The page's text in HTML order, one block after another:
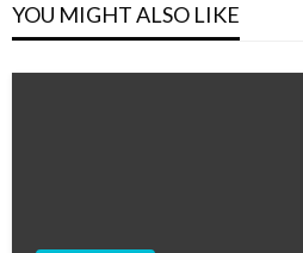
YOU MIGHT ALSO LIKE